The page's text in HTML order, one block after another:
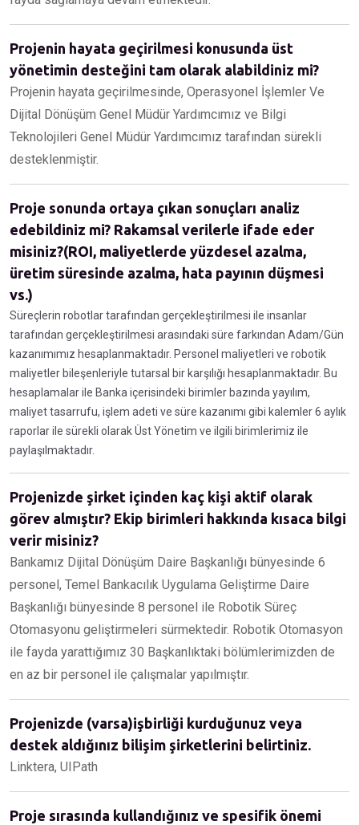
Projenin hayata geçirilmesi konusunda üst
yönetimin desteğini tam olarak alabildiniz mi?
Projenin hayata geçirilmesinde, Operasyonel İşlemler Ve
Dijital Dönüşüm Genel Müdür Yardımcımız ve Bilgi
Teknolojileri Genel Müdür Yardımcımız tarafından sürekli
desteklenmiştir.
Proje sonunda ortaya çıkan sonuçları analiz
edebildiniz mi? Rakamsal verilerle ifade eder
misiniz?(ROI, maliyetlerde yüzdesel azalma,
üretim süresinde azalma, hata payının düşmesi
vs.)
Süreçlerin robotlar tarafından gerçekleştirilmesi ile insanlar
tarafından gerçekleştirilmesi arasındaki süre farkından Adam/Gün
kazanımımız hesaplanmaktadır. Personel maliyetleri ve robotik
maliyetler bileşenleriyle tutarsal bir karşılığı hesaplanmaktadır. Bu
hesaplamalar ile Banka içerisindeki birimler bazında yayılım,
maliyet tasarrufu, işlem adeti ve süre kazanımı gibi kalemler 6 aylık
raporlar ile sürekli olarak Üst Yönetim ve ilgili birimlerimiz ile
paylaşılmaktadır.
Projenizde şirket içinden kaç kişi aktif olarak
görev almıştır? Ekip birimleri hakkında kısaca bilgi
verir misiniz?
Bankamız Dijital Dönüşüm Daire Başkanlığı bünyesinde 6
personel, Temel Bankacılık Uygulama Geliştirme Daire
Başkanlığı bünyesinde 8 personel ile Robotik Süreç
Otomasyonu geliştirmeleri sürmektedir. Robotik Otomasyon
ile fayda yarattığımız 30 Başkanlıktaki bölümlerimizden de
en az bir personel ile çalışmalar yapılmıştır.
Projenizde (varsa)işbirliği kurduğunuz veya
destek aldığınız bilişim şirketlerini belirtiniz.
Linktera, UIPath
Proje sırasında kullandığınız ve spesifik önemi